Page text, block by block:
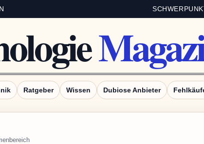
Ratgeber Wissen Dubiose Anbieter